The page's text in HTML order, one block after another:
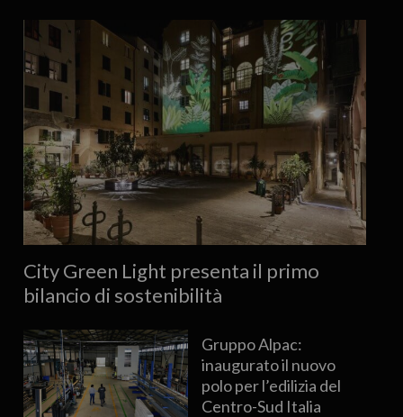
City Green Light presenta il primo
bilancio di sostenibilità
Gruppo Alpac:
inaugurato il nuovo
polo per l’edilizia del
Centro-Sud Italia